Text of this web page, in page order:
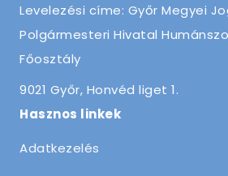
Levelezési címe: Győr Megyei
Polgármesteri Hivatal
Főosztály
9021 Győr, Honvéd liget 1.
Hasznos linkek
Adatkezelés